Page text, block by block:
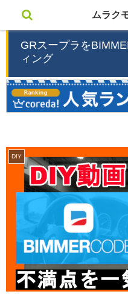
GRスープラを
ィング
DIY
ムラク